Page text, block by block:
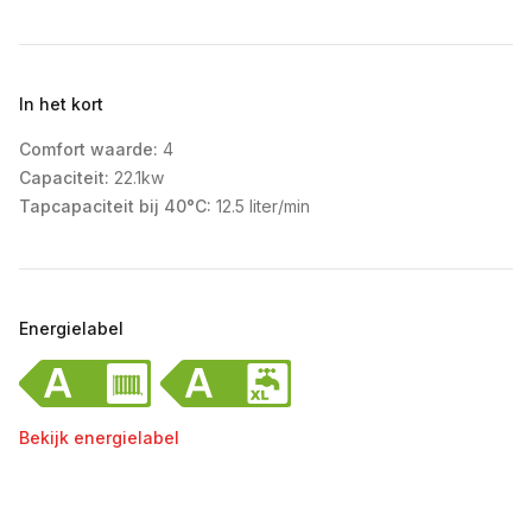
In het kort
Comfort waarde: 4
Capaciteit: 22.1kw
Tapcapaciteit bij 40°C: 12.5 liter/min
Energielabel
Bekijk energielabel